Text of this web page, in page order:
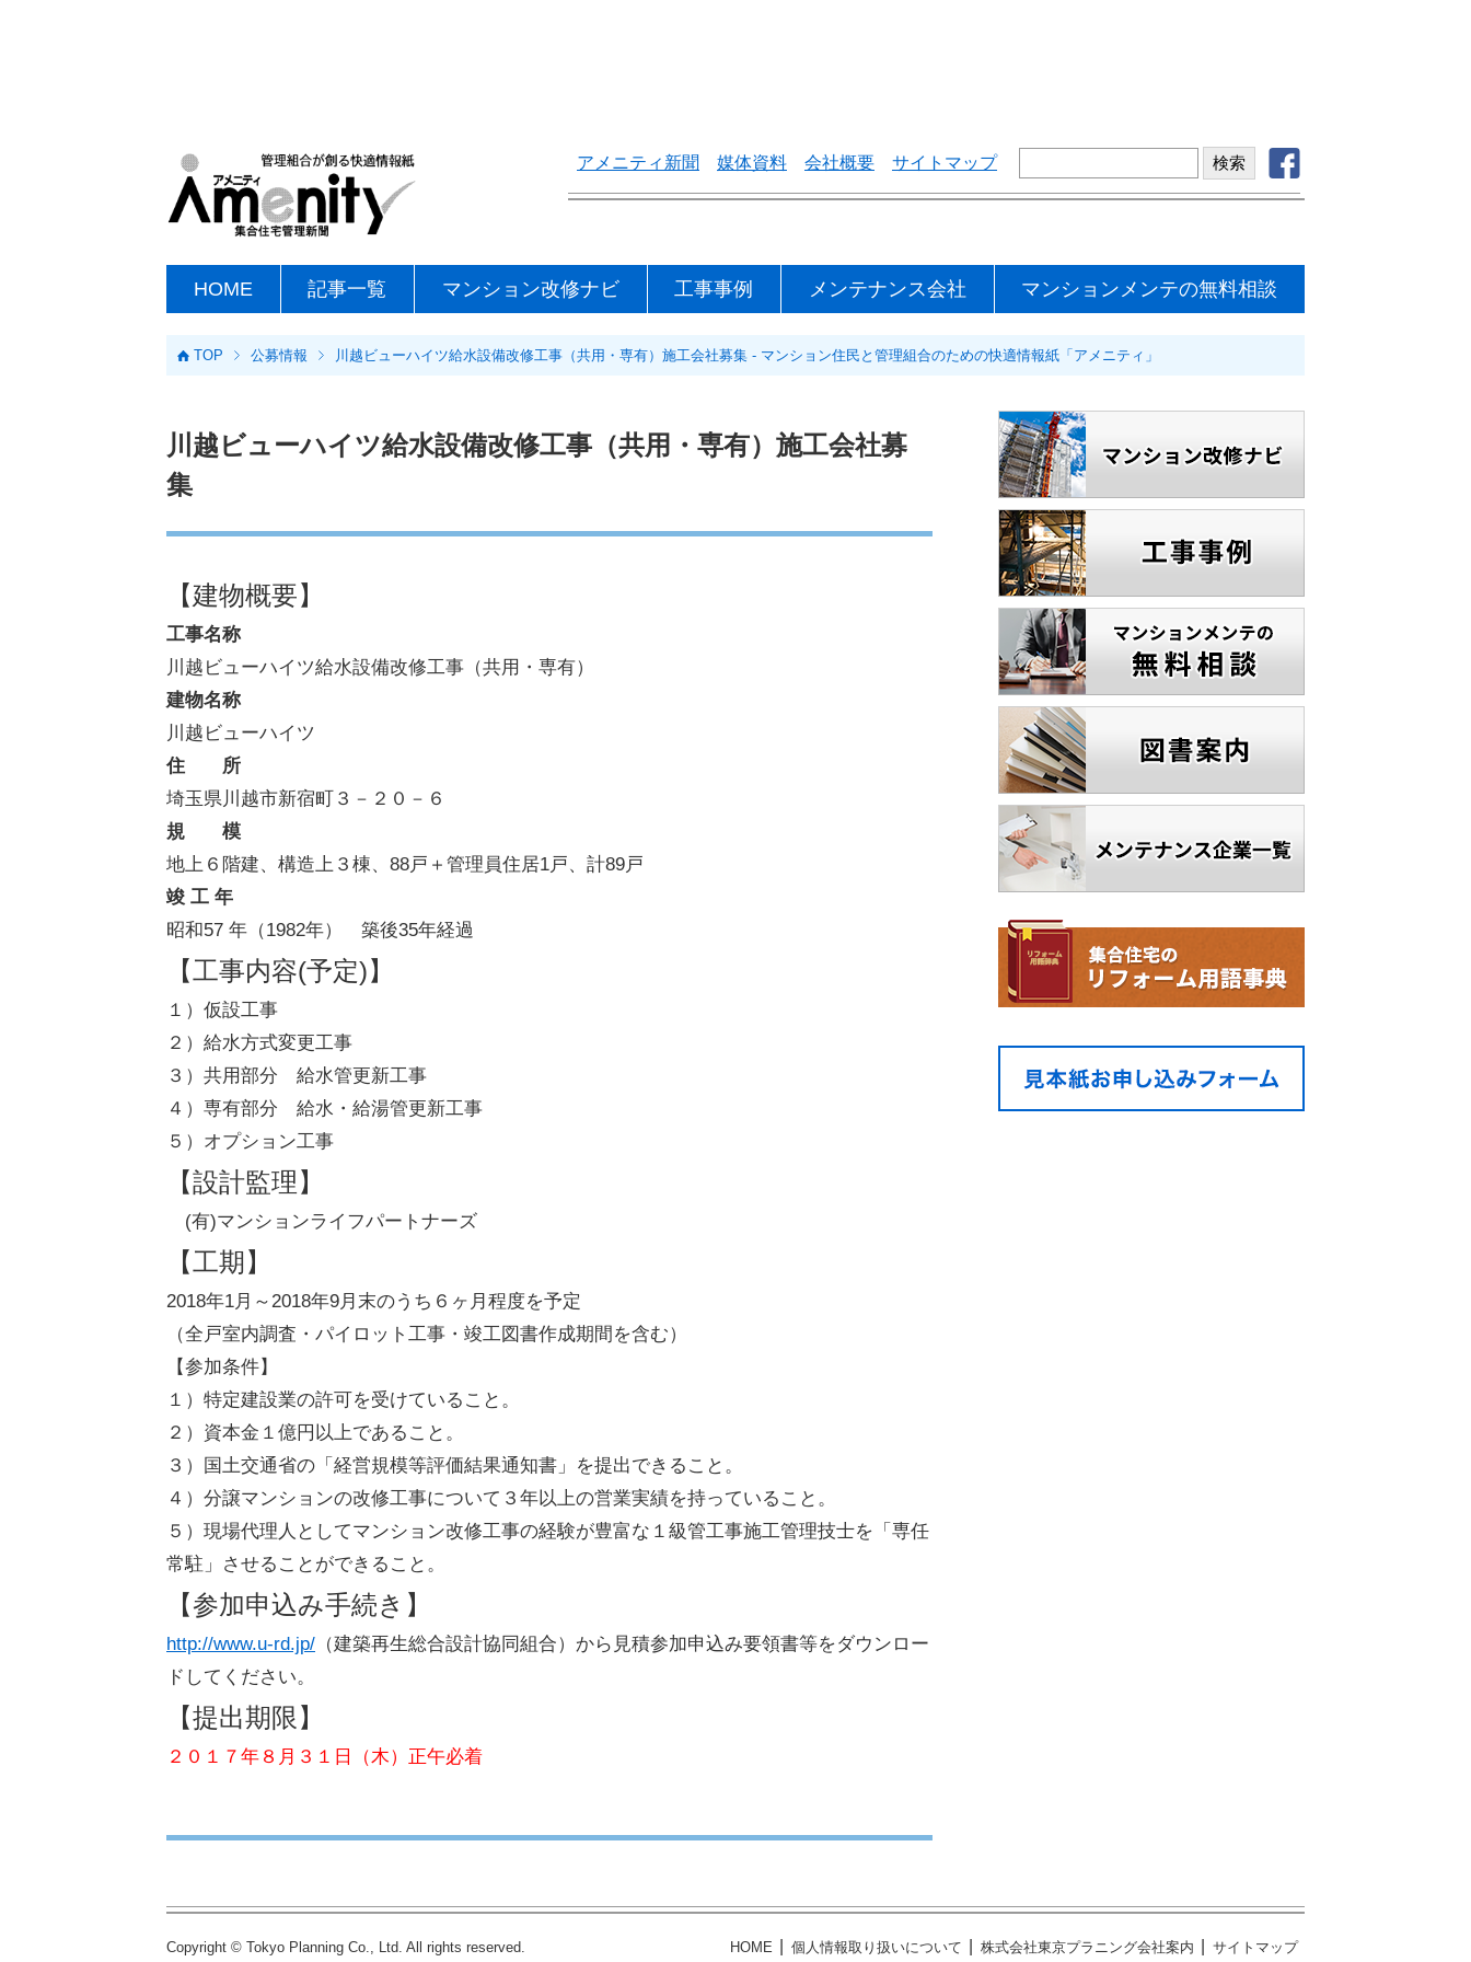
HOME 記事一覧 マンション改修ナビ 工事事例 メンテナンス会社 マンションメンテの無料相談
アメニティ新聞 媒体資料 会社概要 サイトマップ
TOP 公募情報 川越ビューハイツ給水設備改修工事（共用・専有）施工会社募集 - マンション住民と管理組合のための快適情報紙「アメニティ」
川越ビューハイツ給水設備改修工事（共用・専有）施工会社募
集
【建物概要】
工事名称
川越ビューハイツ給水設備改修工事（共用・専有）
建物名称
川越ビューハイツ
住 所
埼玉県川越市新宿町３－２０－６
規 模
地上６階建、構造上３棟、88戸＋管理員住居1戸、計89戸
竣 工 年
昭和57 年（1982年） 築後35年経過
【工事内容(予定)】
１）仮設工事
２）給水方式変更工事
３）共用部分 給水管更新工事
４）専有部分 給水・給湯管更新工事
５）オプション工事
【設計監理】
(有)マンションライフパートナーズ
【工期】
2018年1月～2018年9月末のうち６ヶ月程度を予定
（全戸室内調査・パイロット工事・竣工図書作成期間を含む）
【参加条件】
１）特定建設業の許可を受けていること。
２）資本金１億円以上であること。
３）国土交通省の「経営規模等評価結果通知書」を提出できること。
４）分譲マンションの改修工事について３年以上の営業実績を持っていること。
５）現場代理人としてマンション改修工事の経験が豊富な１級管工事施工管理技士を「専任
常駐」させることができること。
【参加申込み手続き】
http://www.u-rd.jp/ （建築再生総合設計協同組合）から見積参加申込み要領書等をダウンロー
ドしてください。
【提出期限】
２０１７年８月３１日（木）正午必着
HOME 個人情報取り扱いについて 株式会社東京プラニング会社案内 サイトマップ
Copyright © Tokyo Planning Co., Ltd. All rights reserved.